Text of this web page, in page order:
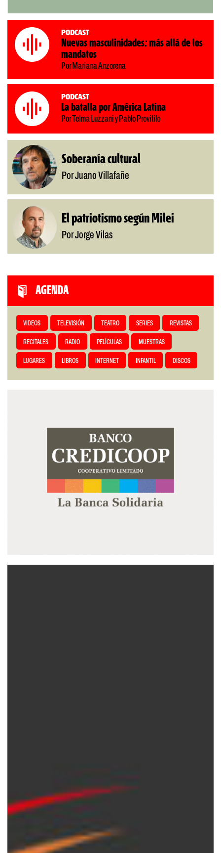
Podcast
Nuevas masculinidades: más allá de los
mandatos
Por Mariana Anzorena
Podcast
La batalla por América Latina
Por Telma Luzzani y Pablo Provitilo
Soberanía cultural
Por Juano Villafañe
El patriotismo según Milei
Por Jorge Vilas
AGENDA
VIDEOS TELEVISIÓN TEATRO SERIES REVISTAS
RECITALES RADIO PELÍCULAS MUESTRAS
LUGARES LIBROS INTERNET INFANTIL DISCOS